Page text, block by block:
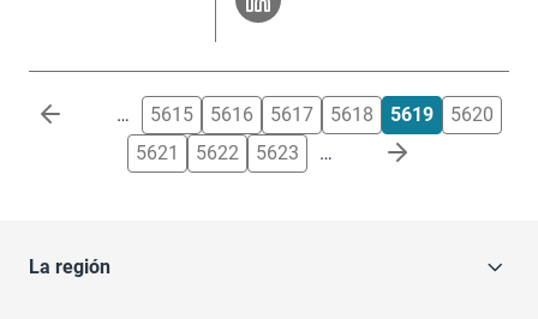
Paginación … 5615 5616 5617 5618 5619
5620
5621
5622 5623 …
La región